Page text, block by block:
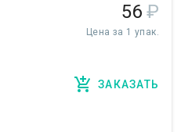
56 ₽
Цена за 1 упак.
ЗАКАЗАТЬ